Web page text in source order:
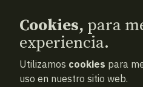
© 2026Aranzadi —
Cookies, para
experiencia.
Utilizamos cookies para
uso en nuestro sitio web.